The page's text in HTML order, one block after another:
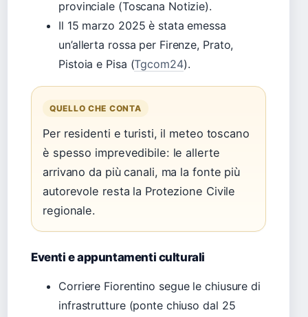
provinciale (Toscana Notizie).
Il 15 marzo 2025 è stata emessa
un’allerta rossa per Firenze, Prato,
Pistoia e Pisa (Tgcom24).
QUELLO CHE CONTA
Per residenti e turisti, il meteo toscano
è spesso imprevedibile: le allerte
arrivano da più canali, ma la fonte più
autorevole resta la Protezione Civile
regionale.
Eventi e appuntamenti culturali
Corriere Fiorentino segue le chiusure di
infrastrutture (ponte chiuso dal 25